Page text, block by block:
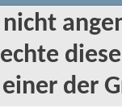
der